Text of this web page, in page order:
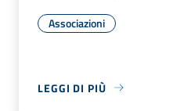
Associazioni
LEGGI DI PIÙ